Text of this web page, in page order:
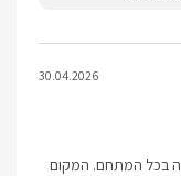
30.04.2026
בכל המתחם. המקום